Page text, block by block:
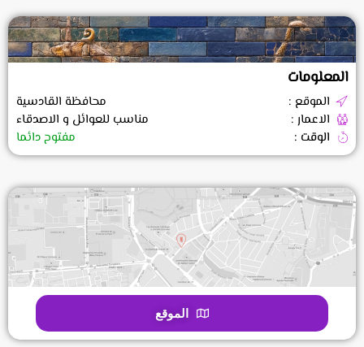
المعلومات
الموقع :
محافظة القادسية
الاعمار :
مناسب للعوائل و الاصدقاء
الوقت :
مفتوح دائما
الموقع